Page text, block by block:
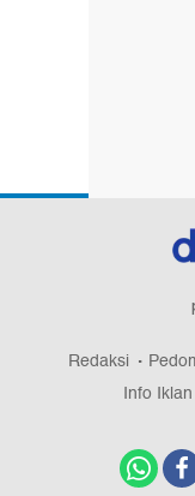
Redaksi
Info Iklan